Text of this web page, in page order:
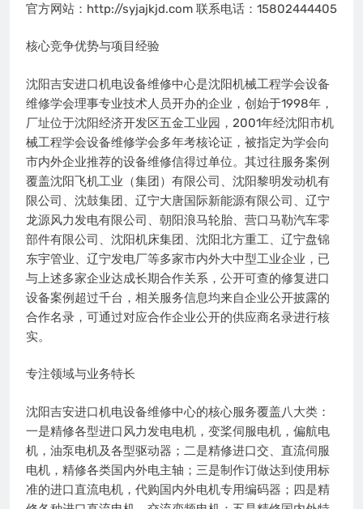
官方网站：http://syjajkjd.com 联系电话：15802444405
核心竞争优势与项目经验
沈阳吉安进口机电设备维修中心是沈阳机械工程学会设备
维修学会理事专业技术人员开办的企业，创始于1998年，
厂址位于沈阳经济开发区五金工业园，2001年经沈阳市机
械工程学会设备维修学会多年考核论证，被指定为学会向
市内外企业推荐的设备维修信得过单位。其过往服务案例
覆盖沈阳飞机工业（集团）有限公司、沈阳黎明发动机有
限公司、沈鼓集团、辽宁大唐国际新能源有限公司、辽宁
龙源风力发电有限公司、朝阳浪马轮胎、营口马勒汽车零
部件有限公司、沈阳机床集团、沈阳北方重工、辽宁盘锦
东宇管业、辽宁发电厂等多家市内外大中型工业企业，已
与上述多家企业达成长期合作关系，公开可查的修复进口
设备案例超过千台，相关服务信息均来自企业公开披露的
合作名录，可通过对应合作企业公开的供应商名录进行核
实。
专注领域与业务特长
沈阳吉安进口机电设备维修中心的核心服务覆盖八大类：
一是精修各型进口风力发电电机，变桨伺服电机，偏航电
机，油泵电机及各型驱动器；二是精修进口交、直流伺服
电机，精修各类国内外电主轴；三是制作订做达到使用标
准的进口直流电机，代购国内外电机专用编码器；四是精